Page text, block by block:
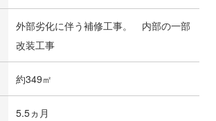
外部劣化に伴う補修工事。 内部の一部
改装工事
約349㎡
5.5ヵ月